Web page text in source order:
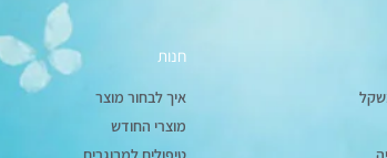
חנות
איך לבחור מוצר
מוצרי החודש